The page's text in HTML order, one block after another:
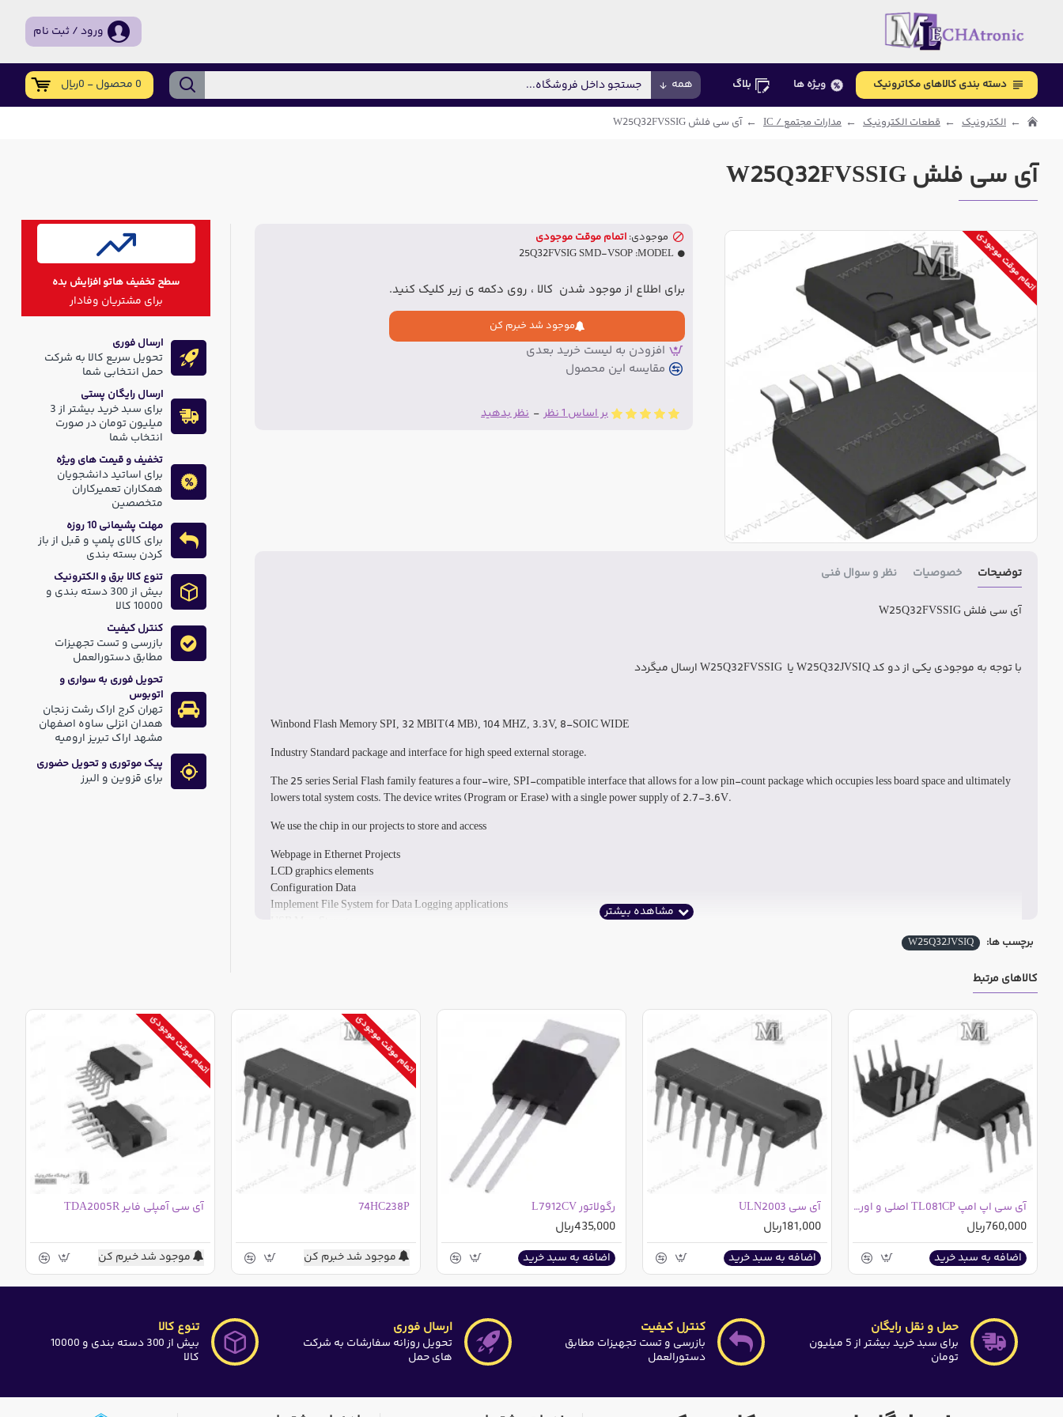
ورود / ثبت نام
دسته بندی کالاهای مکاترونیک ویژه ها بلاگ همه 0 محصول - 0ریال
الکترونیک قطعات الکترونیک مدارات مجتمع / IC آی سی فلش W25Q32FVSSIG
آی سی فلش W25Q32FVSSIG
اتمام موقت موجودی
بر اساس 1 نظر - نظر بدهید
موجودی: اتمام موقت موجودی
MODEL:
25Q32FVSIG SMD-VSOP
برای اطلاع از موجود شدن کالا ، روی دکمه ی زیر کلیک کنید.
موجود شد خبرم کن
افزودن به لیست خرید بعدی
مقایسه این محصول
توضیحات خصوصیات نظر و سوال فنی
آی سی فلش W25Q32FVSSIG
با توجه به موجودی یکی از دو کد W25Q32JVSIQ یا W25Q32FVSSIG ارسال میگردد
Winbond Flash Memory SPI, 32 MBIT(4 MB), 104 MHZ, 3.3V, 8-SOIC WIDE
Industry Standard package and interface for high speed external storage.
The 25 series Serial Flash family features a four-wire, SPI-compatible interface that allows for a low pin-count package which occupies less board space and ultimately
lowers total system costs. The device writes (Program or Erase) with a single power supply of 2.7-3.6V.
We use the chip in our projects to store and access
Webpage in Ethernet Projects
LCD graphics elements
Configuration Data
Implement File System for Data Logging applications
برچسب ها: W25Q32JVSIQ
سطح تخفیف هاتو افزایش بده
برای مشتریان وفادار
ارسال فوری
تحویل سریع کالا به شرکت
حمل انتخابی شما
ارسال رایگان پستی
برای سبد خرید بیشتر از 3
میلیون تومان در صورت
انتخاب شما
تخفیف و قیمت های ویژه
برای اساتید دانشجویان
همکاران تعمیرکاران
متخصصین
مهلت پشیمانی 10 روزه
برای کالای پلمپ و قبل از باز
کردن بسته بندی
تنوع کالا برق و الکترونیک
بیش از 300 دسته بندی و
10000 کالا
کنترل کیفیت
بازرسی و تست تجهیزات
مطابق دستورالعمل
تحویل فوری به سواری و
اتوبوس
تهران کرج اراک رشت زنجان
همدان انزلی ساوه اصفهان
مشهد اراک تبریز ارومیه
پیک موتوری و تحویل حضوری
برای قزوین و البرز
کالاهای مرتبط
آی سی اپ امپ TL081CP اصلی و اورجینال DIP-8
760,000ریال
اضافه به سبد خرید
آی سی ULN2003
181,000ریال
اضافه به سبد خرید
رگولاتور L7912CV
435,000ریال
اضافه به سبد خرید
اتمام موقت موجودی
74HC238P
موجود شد خبرم کن
اتمام موقت موجودی
آی سی آمپلی فایر TDA2005R
موجود شد خبرم کن
حمل و نقل رایگان
برای سبد خرید بیشتر از 5 میلیون
تومان
کنترل کیفیت
بازرسی و تست تجهیزات مطابق
دستورالعمل
ارسال فوری
تحویل روزانه سفارشات به شرکت
های حمل
تنوع کالا
بیش از 300 دسته بندی و 10000
کالا